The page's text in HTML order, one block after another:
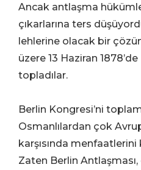
Ancak antlaşma
çıkarlarına ters
lehlerine olacak bir
üzere 13 Haziran
topladılar.
Berlin Kongresi’ni
Osmanlılardan çok
karşısında
Zaten Berlin